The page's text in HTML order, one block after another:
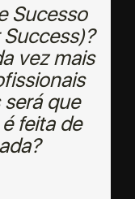
Sucesso
vez mais
que
feita de